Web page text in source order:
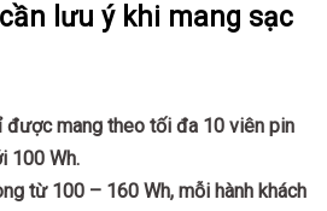
lưu ý khi mang sạc
được mang theo tối đa 10 viên pin
100 Wh.
từ 100 – 160 Wh, mỗi hành khách